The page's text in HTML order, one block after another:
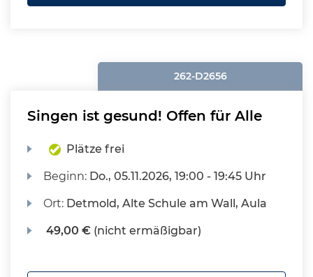
262-D2656
Singen ist gesund! Offen für Alle
Plätze frei
Beginn: Do., 05.11.2026, 19:00 - 19:45 Uhr
Ort: Detmold, Alte Schule am Wall, Aula
49,00 € (nicht ermäßigbar)